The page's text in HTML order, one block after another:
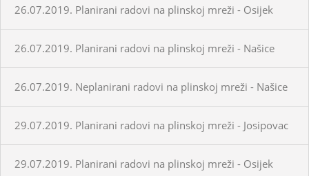
26.07.2019. Planirani radovi na plinskoj mreži - Osijek
26.07.2019. Planirani radovi na plinskoj mreži - Našice
26.07.2019. Neplanirani radovi na plinskoj mreži - Našice
29.07.2019. Planirani radovi na plinskoj mreži - Josipovac
29.07.2019. Planirani radovi na plinskoj mreži - Osijek